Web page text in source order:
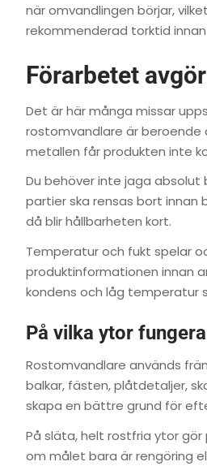
när omvandlingen börjar,
rekommenderad torktid
Förarbetet
Det är här många missar
rostomvandlare är beroende
metallen får produkten inte
Du behöver inte jaga absolut
partier ska rensas bort innan
då blir hållbarheten kort.
Temperatur och fukt spelar
produktinformationen innan
kondens och låg temperatur
På vilka ytor
Rostomvandlare används
balkar, fästen, plåtdetaljer,
skapa en bättre grund för
På släta, helt rostfria ytor
om målet bara är rengöring